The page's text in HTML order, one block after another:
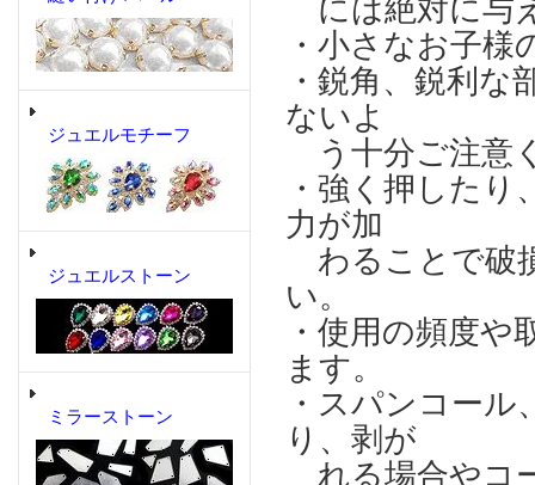
ジュエルモチーフ
ジュエルストーン
ミラーストーン
には絶対に与
・小さなお子
・鋭角、鋭利
ないよ
う十分ご注意
・強く押した
力が加
わることで破
い。
・使用の頻度
ます。
・スパンコー
り、剥が
れる場合やコ